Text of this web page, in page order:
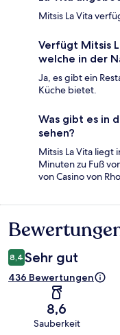
Mitsis La Vita
Verfügt Mitsis
welche in der
Ja, es gibt ein
Küche bietet.
Was gibt es in
sehen?
Mitsis La Vita liegt
Minuten zu Fuß
von Casino von
Bewertungen
8,4 Sehr gut
436 Bewertungen
8,6
Sauberkeit